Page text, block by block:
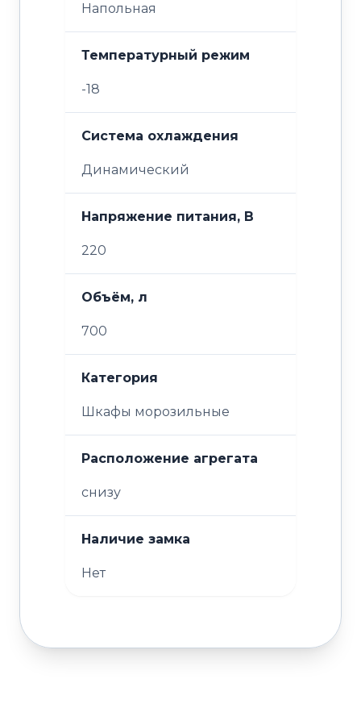
Напольная
Температурный режим
-18
Система охлаждения
Динамический
Напряжение питания, В
220
Объём, л
700
Категория
Шкафы морозильные
Расположение агрегата
снизу
Наличие замка
Нет